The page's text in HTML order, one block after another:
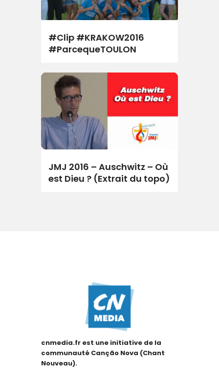
#Clip #KRAKOW2016
#ParcequeTOULON
JMJ 2016 – Auschwitz – Où
est Dieu ? (Extrait du topo)
cnmedia.fr est une initiative de la
communauté Canção Nova (Chant
Nouveau).